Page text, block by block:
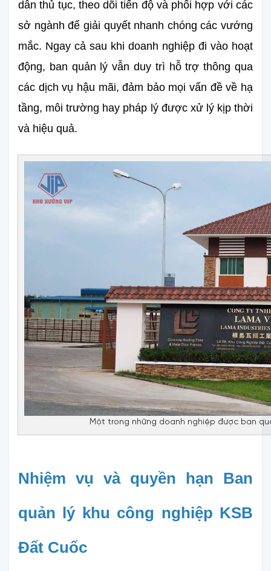
dẫn thủ tục, theo dõi tiến độ và phối hợp với các
sở ngành để giải quyết nhanh chóng các vướng
mắc. Ngay cả sau khi doanh nghiệp đi vào hoạt
động, ban quản lý vẫn duy trì hỗ trợ thông qua
các dịch vụ hậu mãi, đảm bảo mọi vấn đề về hạ
tầng, môi trường hay pháp lý được xử lý kịp thời
và hiệu quả.
Một trong những doanh nghiệp được ban
Nhiệm vụ và quyền hạn Ban
quản lý khu công nghiệp KSB
Đất Cuốc